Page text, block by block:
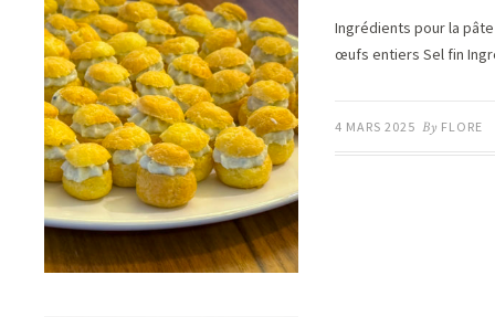
Ingrédients pour la pâte
œufs entiers Sel fin
4 MARS 2025 By FLORE